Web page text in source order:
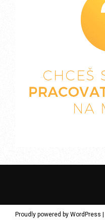
Proudly powered by WordPress |